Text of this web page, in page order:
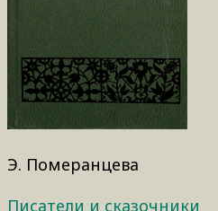
Э. Померанцева
Писатели и сказочники